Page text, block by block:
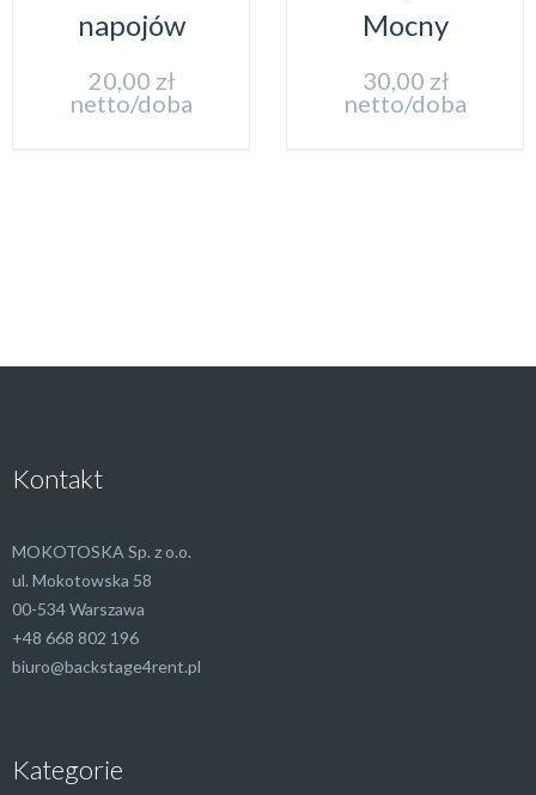
napojów
20,00 zł
netto/doba
Mocny
30,00 zł
netto/doba
Kontakt
MOKOTOSKA Sp. z o.o.
ul. Mokotowska 58
00-534 Warszawa
+48 668 802 196
biuro@backstage4rent.pl
Kategorie